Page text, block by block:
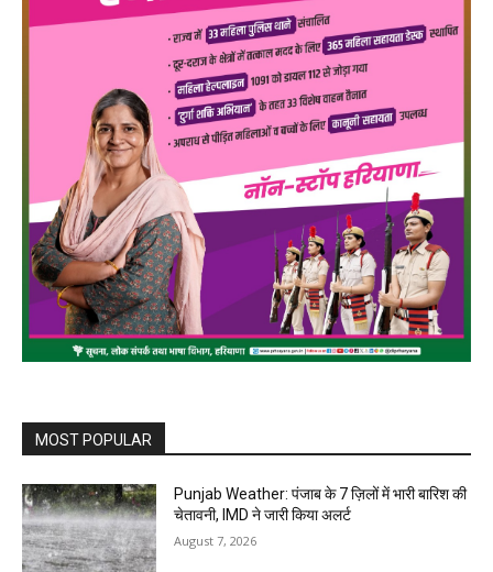
MOST POPULAR
Punjab Weather: पंजाब के 7 ज़िलों में भारी बारिश की
चेतावनी, IMD ने जारी किया अलर्ट
August 7, 2026